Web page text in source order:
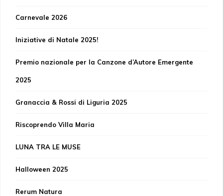
Carnevale 2026
Iniziative di Natale 2025!
Premio nazionale per la Canzone d’Autore Emergente
2025
Granaccia & Rossi di Liguria 2025
Riscoprendo Villa Maria
LUNA TRA LE MUSE
Halloween 2025
Rerum Natura